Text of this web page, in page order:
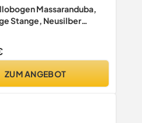
Massaranduba,
Stange, Neusilber
kantige
ZUM ANGEBOT